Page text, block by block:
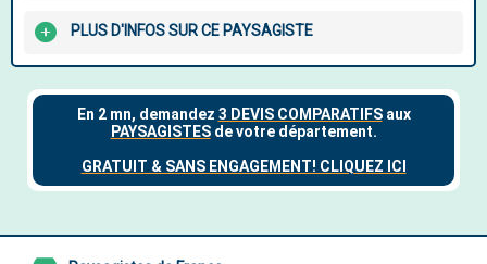
PLUS D'INFOS SUR CE PAYSAGISTE